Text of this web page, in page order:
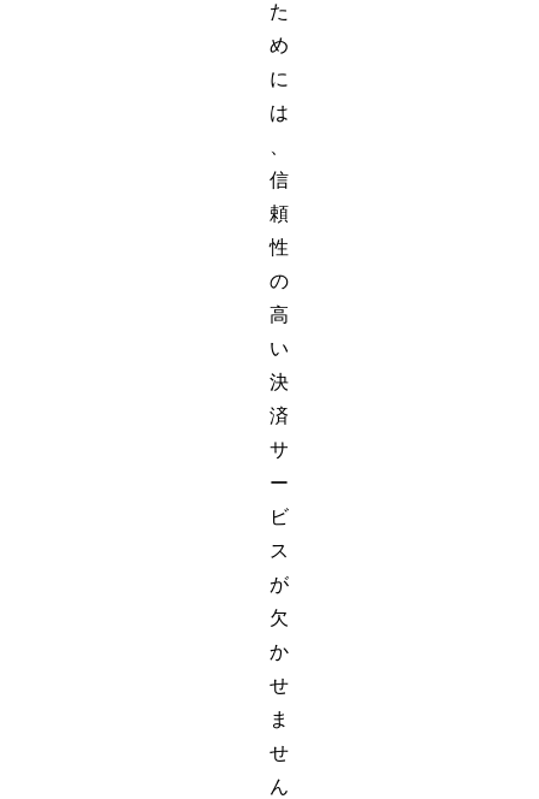
た
め
に
は
信
頼
性
の
高
い
決
済
サ
ー
ビ
ス
が
欠
か
せ
ま
せ
ん